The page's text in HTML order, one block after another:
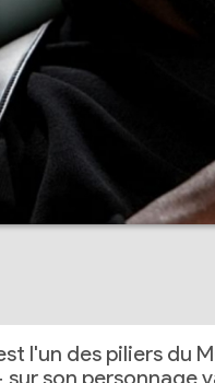
l'un des piliers du
sur son personnage